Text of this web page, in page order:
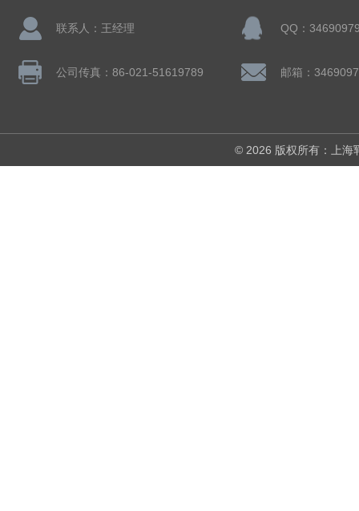
联系人：王经理 QQ：
公司传真：86-021-51619789 邮箱：
© 2026 版权所有：上